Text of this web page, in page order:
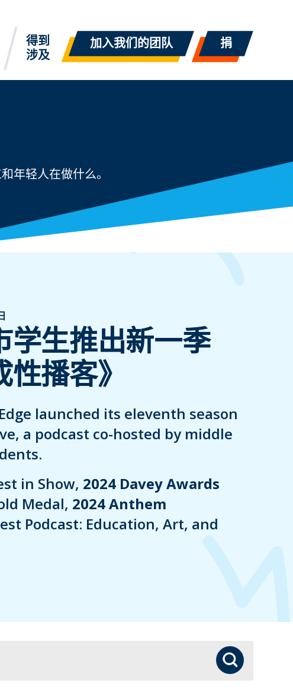
得到
涉及
加入我们的团队 捐
年轻人在做什么。
学生推出新一季
性播客》
launched its eleventh season
a podcast co-hosted by middle
in Show, 2024 Davey Awards
Medal, 2024 Anthem
Podcast: Education, Art, and
搜索